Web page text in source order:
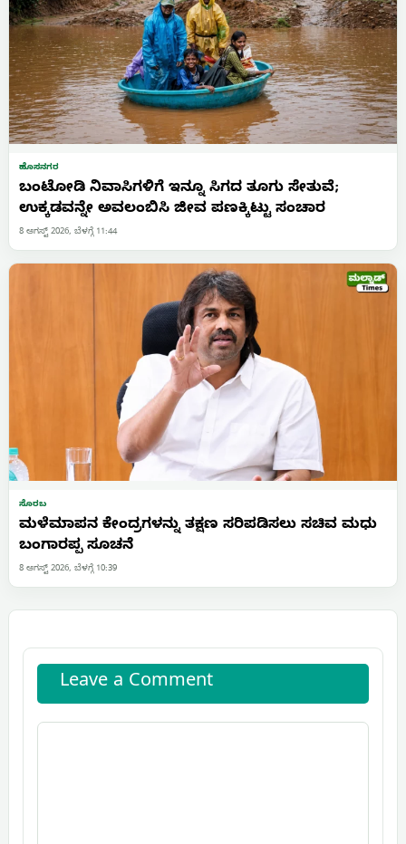
ಹೊಸನಗರ
ಬಂಟೋಡಿ ನಿವಾಸಿಗಳಿಗೆ ಇನ್ನೂ ಸಿಗದ ತೂಗು ಸೇತುವೆ;
ಉಕ್ಕಡವನ್ನೇ ಅವಲಂಬಿಸಿ ಜೀವ ಪಣಕ್ಕಿಟ್ಟು ಸಂಚಾರ
8 ಆಗಸ್ಟ್ 2026, ಬೆಳಗ್ಗೆ 11:44
ಸೊರಬ
ಮಳೆಮಾಪನ ಕೇಂದ್ರಗಳನ್ನು ತಕ್ಷಣ ಸರಿಪಡಿಸಲು ಸಚಿವ ಮಧು
ಬಂಗಾರಪ್ಪ ಸೂಚನೆ
8 ಆಗಸ್ಟ್ 2026, ಬೆಳಗ್ಗೆ 10:39
Leave a Comment
Comment